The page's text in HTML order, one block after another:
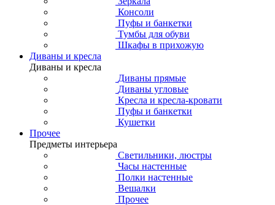
Консоли
Пуфы и банкетки
Тумбы для обуви
Шкафы в прихожую
Диваны и кресла
Диваны и кресла
Диваны прямые
Диваны угловые
Кресла и кресла-кровати
Пуфы и банкетки
Кушетки
Прочее
Предметы интерьера
Светильники, люстры
Часы настенные
Полки настенные
Вешалки
Прочее